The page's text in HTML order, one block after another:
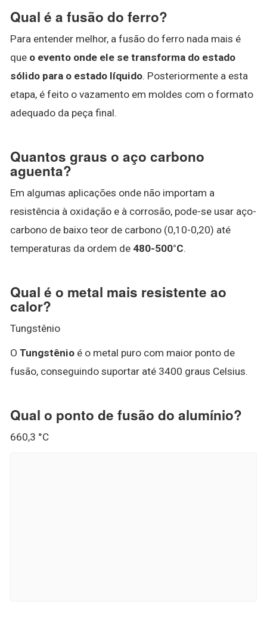
Qual é a fusão do ferro?
Para entender melhor, a fusão do ferro nada mais é
que o evento onde ele se transforma do estado
sólido para o estado líquido. Posteriormente a esta
etapa, é feito o vazamento em moldes com o formato
adequado da peça final.
Quantos graus o aço carbono
aguenta?
Em algumas aplicações onde não importam a
resistência à oxidação e à corrosão, pode-se usar aço-
carbono de baixo teor de carbono (0,10-0,20) até
temperaturas da ordem de 480-500°C.
Qual é o metal mais resistente ao
calor?
Tungstênio
O Tungstênio é o metal puro com maior ponto de
fusão, conseguindo suportar até 3400 graus Celsius.
Qual o ponto de fusão do alumínio?
660,3 °C